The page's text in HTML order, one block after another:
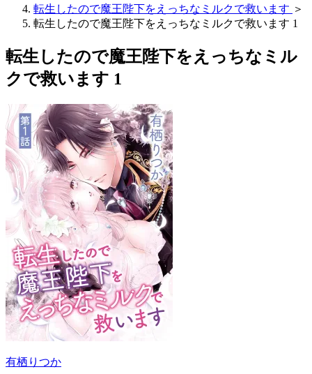
転生したので魔王陛下をえっちなミルクで救います ＞
転生したので魔王陛下をえっちなミルクで救います 1
転生したので魔王陛下をえっちなミル
クで救います 1
有栖りつか